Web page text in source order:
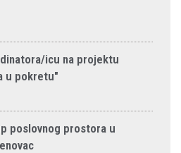
icu na projektu
u pokretu"
poslovnog prostora u